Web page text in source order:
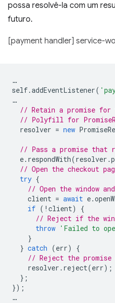
possa resolvê-la com um
futuro.
[payment handler] service-
…
self.addEventListener(
…
// Retain a promise
// Polyfill for
resolver = new
// Pass a promise that
e. respondWith(resolver .
// Open the checkout
try {
// Open the window
client = await e.
if ( ! client)
{
// Reject if the
throw 'Failed to
}
} catch (err)
{
// Reject the
resolver . reject(err);
};
});
…